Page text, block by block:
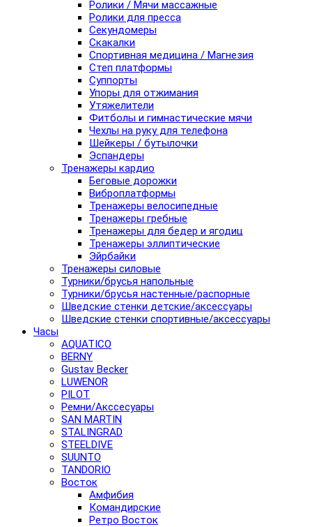
Ролики / Мячи массажные
Ролики для пресса
Секундомеры
Скакалки
Спортивная медицина / Магнезия
Степ платформы
Суппорты
Упоры для отжимания
Утяжелители
Фитболы и гимнастические мячи
Чехлы на руку для телефона
Шейкеры / бутылочки
Эспандеры
Тренажеры кардио
Беговые дорожки
Виброплатформы
Тренажеры велосипедные
Тренажеры гребные
Тренажеры для бедер и ягодиц
Тренажеры эллиптические
Эйрбайки
Тренажеры силовые
Турники/брусья напольные
Турники/брусья настенные/распорные
Шведские стенки детские/аксессуары
Шведские стенки спортивные/аксессуары
Часы
AQUATICO
BERNY
Gustav Becker
LUWENOR
PILOT
Pемни/Акссесуары
SAN MARTIN
STALINGRAD
STEELDIVE
SUUNTO
TANDORIO
Восток
Амфибия
Командирские
Ретро Восток